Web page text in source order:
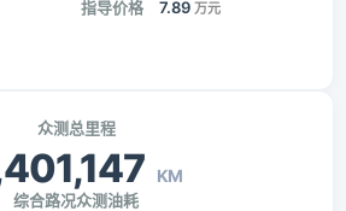
指导价格 7.89 万元
众测总里程
KM
综合路况众测油耗